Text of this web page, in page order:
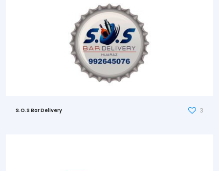
S.O.S Bar Delivery 3